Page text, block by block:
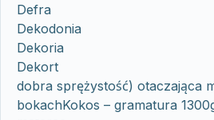
Defra
Dekodonia
Dekoria
Dekort
dobra sprężystość) otaczająca
bokachKokos – gramatura